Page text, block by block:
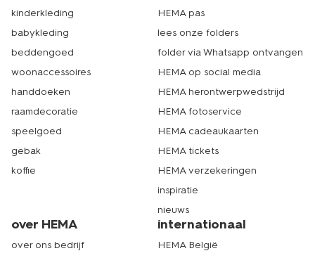
kinderkleding
babykleding
beddengoed
woonaccessoires
handdoeken
raamdecoratie
speelgoed
gebak
koffie
HEMA pas
lees onze folders
folder via Whatsapp ontvangen
HEMA op social media
HEMA herontwerpwedstrijd
HEMA fotoservice
HEMA cadeaukaarten
HEMA tickets
HEMA verzekeringen
inspiratie
nieuws
over HEMA
over ons bedrijf
internationaal
HEMA België